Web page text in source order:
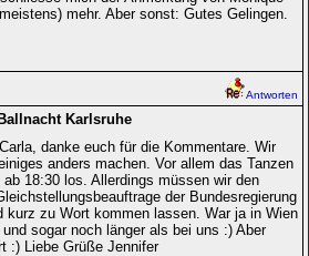
mehr. Aber sonst: Gutes Gelingen.
Antworten
Karlsruhe
danke euch für die Kommentare. Wir
anders machen. Vor allem das Tanzen
18:30 los. Allerdings müssen wir den
der Bundesregierung
kurz zu Wort kommen lassen. War ja in Wien
sogar noch länger als bei uns :) Aber
:) Liebe Grüße Jennifer